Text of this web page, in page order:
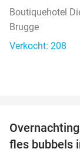
Boutiquehotel
Brugge
Verkocht: 208
fles bubbels